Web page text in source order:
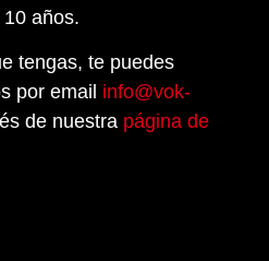
años.
tengas, te puedes
por email info@vok-
de nuestra página de